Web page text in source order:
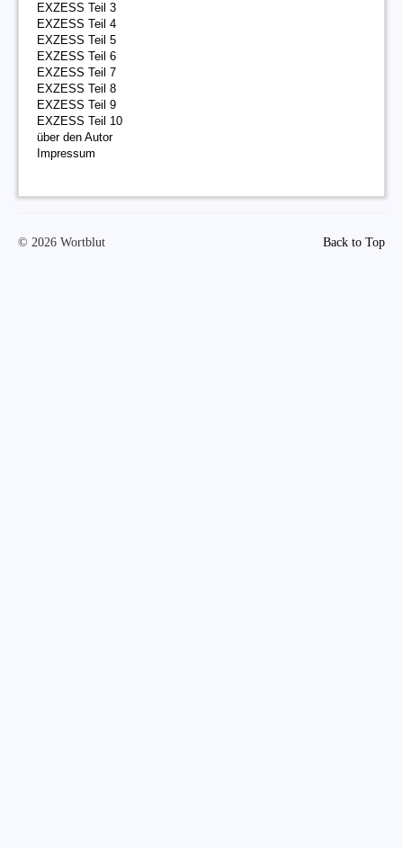
EXZESS Teil 3
EXZESS Teil 4
EXZESS Teil 5
EXZESS Teil 6
EXZESS Teil 7
EXZESS Teil 8
EXZESS Teil 9
EXZESS Teil 10
über den Autor
Impressum
Back to Top
© 2026 Wortblut